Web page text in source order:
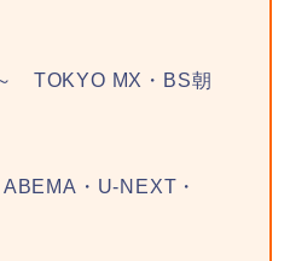
TOKYO MX・BS朝
・U-NEXT・